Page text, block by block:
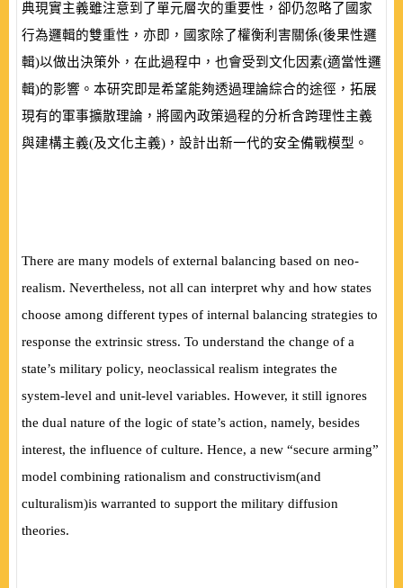
典現實主義雖注意到了單元層次的重要性，卻仍忽略了國家
行為邏輯的雙重性，亦即，國家除了權衡利害關係(後果性邏
輯)以做出決策外，在此過程中，也會受到文化因素(適當性邏
輯)的影響。本研究即是希望能夠透過理論綜合的途徑，拓展
現有的軍事擴散理論，將國內政策過程的分析含跨理性主義
與建構主義(及文化主義) ，設計出新一代的安全備戰模型。
There are many models of external balancing based on neo-
realism. Nevertheless, not all can interpret why and how states
choose among different types of internal balancing strategies to
response the extrinsic stress. To understand the change of a
state’s military policy, neoclassical realism integrates the
system-level and unit-level variables. However, it still ignores
the dual nature of the logic of state’s action, namely, besides
interest, the influence of culture. Hence, a new “secure arming”
model combining rationalism and constructivism(and
culturalism)is warranted to support the military diffusion
theories.